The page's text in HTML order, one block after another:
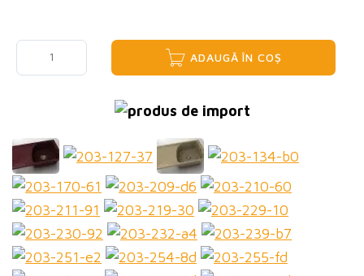
ADAUGĂ ÎN COȘ